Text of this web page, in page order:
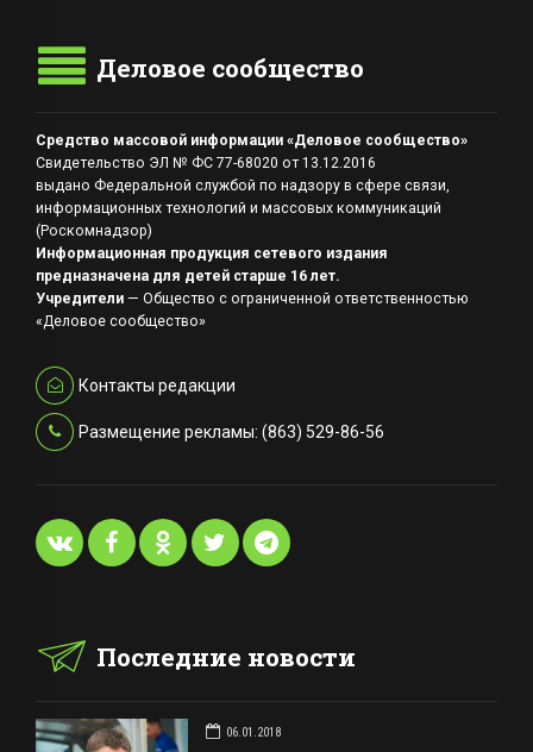
Деловое сообщество
Средство массовой информации «Деловое сообщество»
Свидетельство ЭЛ № ФС 77-68020 от 13.12.2016
выдано Федеральной службой по надзору в сфере связи,
информационных технологий и массовых коммуникаций
(Роскомнадзор)
Информационная продукция сетевого издания
предназначена для детей старше 16 лет.
Учредители — Общество с ограниченной ответственностью
«Деловое сообщество»
Контакты редакции
Размещение рекламы: (863) 529-86-56
Последние новости
06.01.2018